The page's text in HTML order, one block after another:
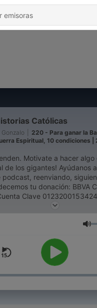
Católicas
Gonzalo
220 - Para ganar la
Espiritual, 10 condiciones |
Motivate a hacer algo
Ayúdanos a llegar a muchas
podcast, reenviando,
en Historias